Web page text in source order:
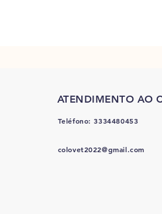
ATENDIMENTO AO
Teléfono: 3334480453
colovet2022@gmail.com